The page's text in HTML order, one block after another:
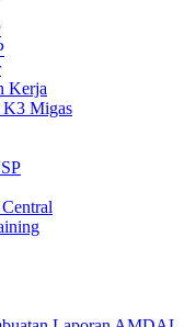
Kerja
K3 Migas